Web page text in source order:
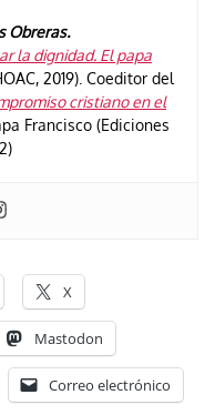
Obreras.
la dignidad. El papa
2019). Coeditor del
cristiano en el
Francisco (Ediciones
X
Mastodon
Correo electrónico